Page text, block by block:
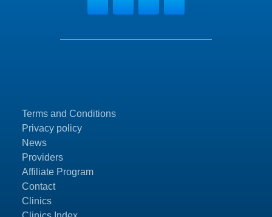
Terms and Conditions
Privacy policy
News
Providers
Affiliate Program
Contact
Clinics